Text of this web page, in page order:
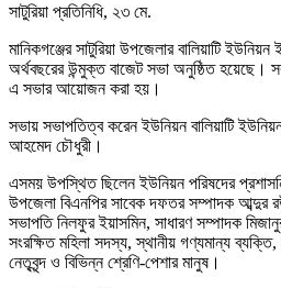
সাটুরিয়া প্রতিনিধি, ২৩ মে.
মানিকগঞ্জের সাটুরিয়া উপজেলার বালিয়াটি
অর্থবছরের উন্মুক্ত বাজেট সভা অনুষ্ঠিত হয়েছে।
এ সভার আয়োজন করা হয়।
সভায় সভাপতিত্ব করেন ইউনিয়ন বালিয়াটি
আহমেদ চৌধুরী।
এসময় উপস্থিত ছিলেন ইউনিয়ন পরিষদের
উপজেলা বিএনপির সাবেক দফতর সম্পাদক আব্দুর
সভাপতি নিলফুর ইয়াসমিন, সাধারণ সম্পাদক
সংরক্ষিত মহিলা সদস্য, স্থানীয় গণ্যমান্য ব্যক্তি,
নেতৃবৃন্দ ও বিভিন্ন শ্রেণি-পেশার মানুষ।